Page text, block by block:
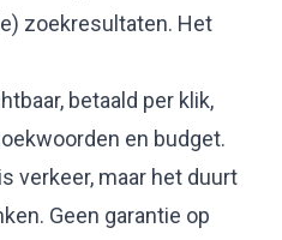
zoekresultaten. Het
betaald per klik,
en budget.
verkeer, maar het duurt
Geen garantie op